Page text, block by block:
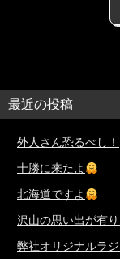
最近の投稿
外人さん恐るべし！
十勝に来たよ
北海道ですよ
沢山の思い出が有り
弊社オリジナルラジ